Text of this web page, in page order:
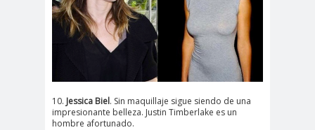
10. Jessica Biel. Sin maquillaje sigue siendo de una
impresionante belleza. Justin Timberlake es un
hombre afortunado.